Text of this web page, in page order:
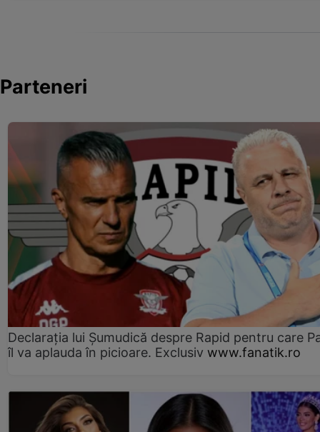
Parteneri
Declarația lui Șumudică despre Rapid pentru care
îl va aplauda în picioare. Exclusiv www.fanatik.ro